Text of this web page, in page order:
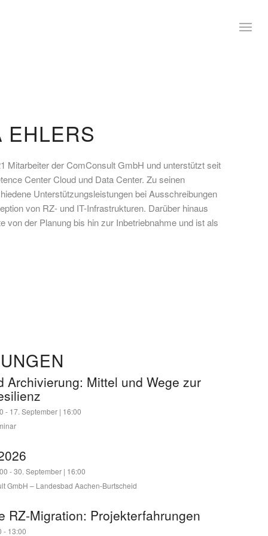
EHLERS
Mitarbeiter der ComConsult GmbH und unterstützt seit
Center Cloud und Data Center. Zu seinen
Unterstützungsleistungen bei Ausschreibungen
von RZ- und IT-Infrastrukturen. Darüber hinaus
von der Planung bis hin zur Inbetriebnahme und ist als
Archivierung: Mittel und Wege zur
- 17. September | 16:00
-30. September | 16:00
GmbH – Landesbad Aachen-Burtscheid
RZ-Migration: Projekterfahrungen
- 13:00